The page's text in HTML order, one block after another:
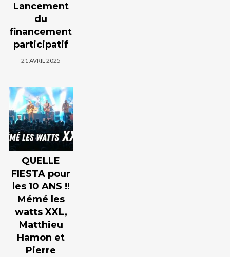
Lancement
du
financement
participatif
21 AVRIL 2025
QUELLE
FIESTA pour
les 10 ANS !!
Mémé les
watts XXL,
Matthieu
Hamon et
Pierre